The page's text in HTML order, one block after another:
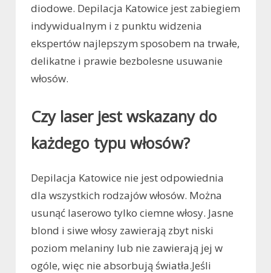
diodowe. Depilacja Katowice jest zabiegiem
indywidualnym i z punktu widzenia
ekspertów najlepszym sposobem na trwałe,
delikatne i prawie bezbolesne usuwanie
włosów.
Czy laser jest wskazany do
każdego typu włosów?
Depilacja Katowice nie jest odpowiednia
dla wszystkich rodzajów włosów. Można
usunąć laserowo tylko ciemne włosy. Jasne
blond i siwe włosy zawierają zbyt niski
poziom melaniny lub nie zawierają jej w
ogóle, więc nie absorbują światła.Jeśli